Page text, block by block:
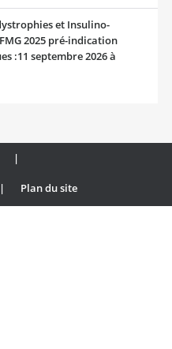
et Insulino-
2025 pré-indication
:11 septembre 2026 à
|
| Plan du site